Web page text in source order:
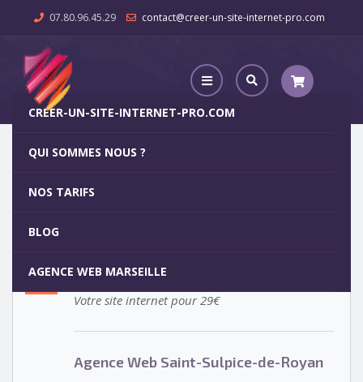
07.80.96.45.29 contact@creer-un-site-internet-pro.com
CREER-UN-SITE-INTERNET-PRO.COM
QUI SOMMES NOUS ?
NOS TARIFS
BLOG
AGENCE WEB MARSEILLE
Agence Web Saint-Sulpice-de-Royan
5
Votre site internet pour 29€
Agence Web Saint-Sulpice-de-Royan